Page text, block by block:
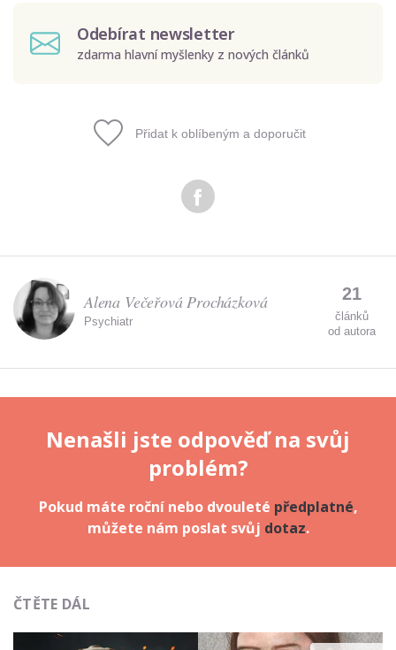
Odebírat newsletter
zdarma hlavní myšlenky z nových článků
Odeslat
Přidat k oblíbeným a doporučit
Alena Večeřová Procházková
Psychiatr
21
článků
od autora
Nenašli jste odpověď na svůj
problém?
Pokud máte roční nebo dvouleté předplatné,
můžete nám poslat svůj dotaz.
ČTĚTE DÁL